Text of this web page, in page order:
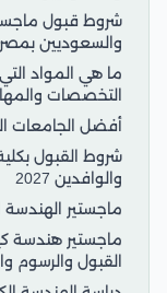
شروط قبول
والسعوديين بمصر
ما هي المواد
التخصصات
أفضل الجامعات
والوافدين 2027
ماجستير الهندسة
ماجستير هندسة
القبول والرسوم